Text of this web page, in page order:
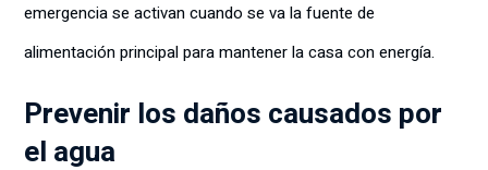
emergencia se activan cuando se va la fuente de
alimentación principal para mantener la casa con energía.
Prevenir los daños causados por
el agua